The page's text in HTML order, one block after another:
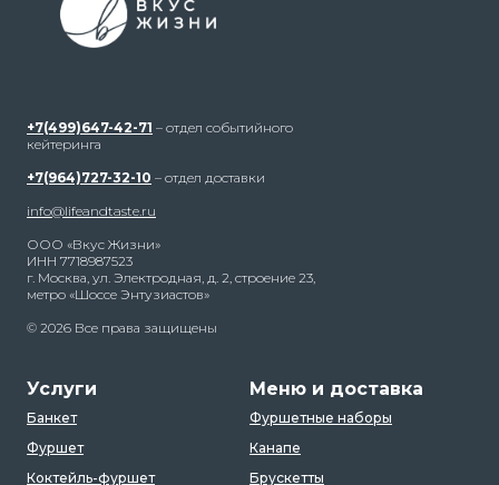
+7(499)647-42-71 – отдел событийного
кейтеринга
+7(964)727-32-10 – отдел доставки
info@lifeandtaste.ru
ООО «Вкус Жизни»
ИНН 7718987523
г. Москва, ул. Электродная, д. 2, строение 23,
метро «Шоссе Энтузиастов»
© 2026 Все права защищены
Услуги
Банкет
Фуршет
Коктейль-фуршет
Меню и доставка
Фуршетные наборы
Канапе
Брускетты